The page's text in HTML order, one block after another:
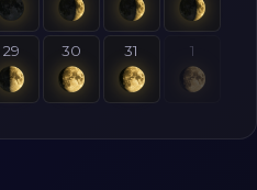
29 30 31 1